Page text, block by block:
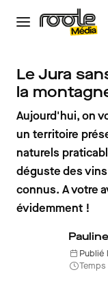
Le Jura
la
Aujourd'hui, on
un territoire
naturels
déguste des
connus. A votre
évidemment !
Publié